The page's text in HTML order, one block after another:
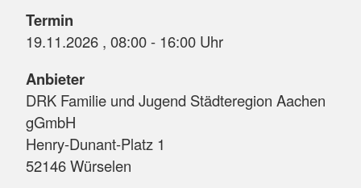
Termin
19.11.2026 , 08:00 - 16:00 Uhr
Anbieter
DRK Familie und Jugend Städteregion Aachen
gGmbH
Henry-Dunant-Platz 1
52146 Würselen